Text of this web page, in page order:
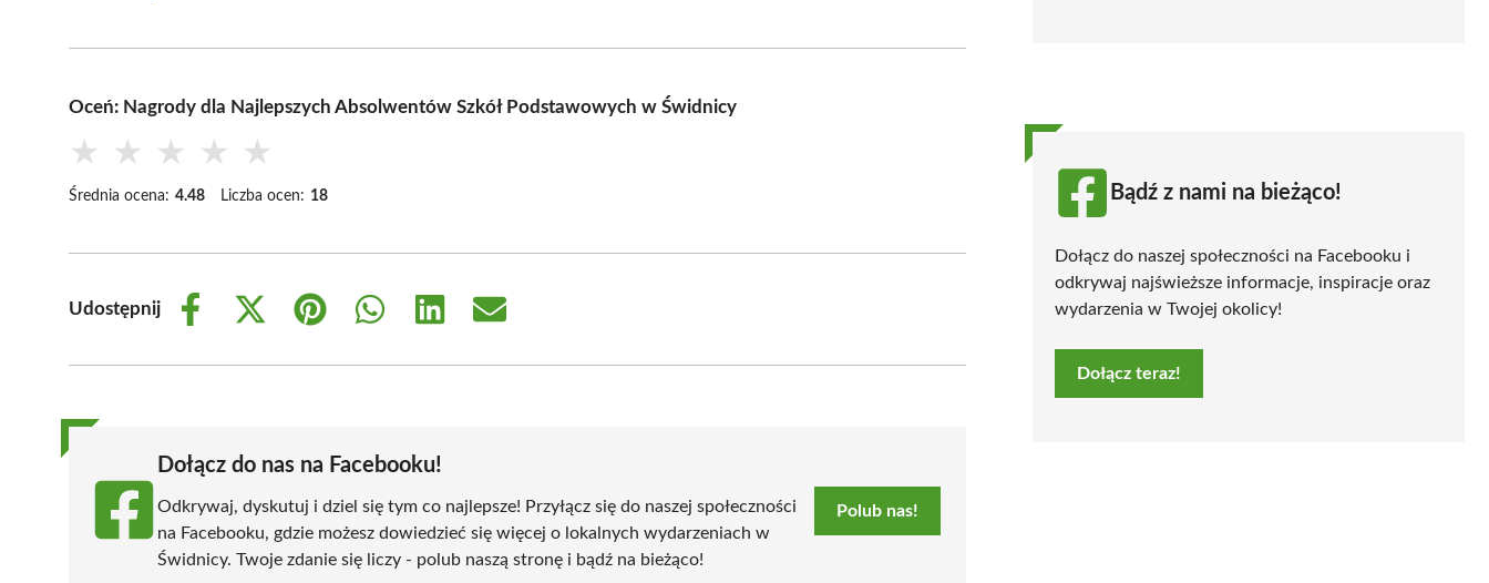
Oceń: Nagrody dla Najlepszych Absolwentów Szkół Podstawowych w Świdnicy
★ ★ ★ ★ ★
Średnia ocena: 4.48 Liczba ocen: 18
Udostępnij
Share
Share
(Twitter)
Share
Share
Share
Share
Dołącz do nas na Facebooku!
Odkrywaj, dyskutuj i dziel się tym co najlepsze! Przyłącz się do naszej społeczności
na Facebooku, gdzie możesz dowiedzieć się więcej o lokalnych wydarzeniach w
Świdnicy. Twoje zdanie się liczy - polub naszą stronę i bądź na bieżąco!
Polub nas!
Bądź z nami na bieżąco!
Dołącz do naszej społeczności na Facebooku i
odkrywaj najświeższe informacje, inspiracje oraz
wydarzenia w Twojej okolicy!
Dołącz teraz!